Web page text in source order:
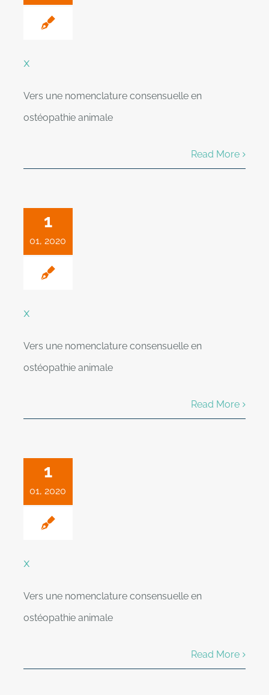
x
Vers une nomenclature consensuelle en
ostéopathie animale
Read More
1
01, 2020
x
Vers une nomenclature consensuelle en
ostéopathie animale
Read More
1
01, 2020
x
Vers une nomenclature consensuelle en
ostéopathie animale
Read More